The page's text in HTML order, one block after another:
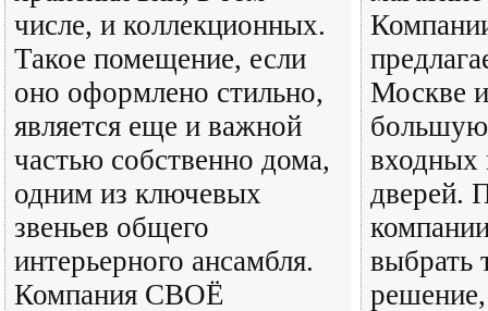
числе, и коллекционных.
Такое помещение, если
оно оформлено стильно,
является еще и важной
частью собственно дома,
одним из ключевых
звеньев общего
интерьерного ансамбля.
Компания СВОЁ
Москве
входных
дверей.
выбрать
решение,